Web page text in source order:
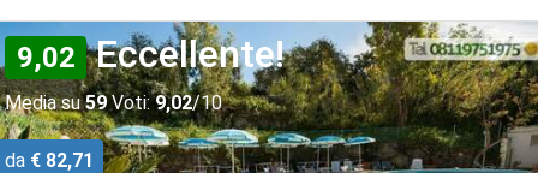
9,02 Eccellente!
Media su59Voti: 9,02/10
da € 82,71